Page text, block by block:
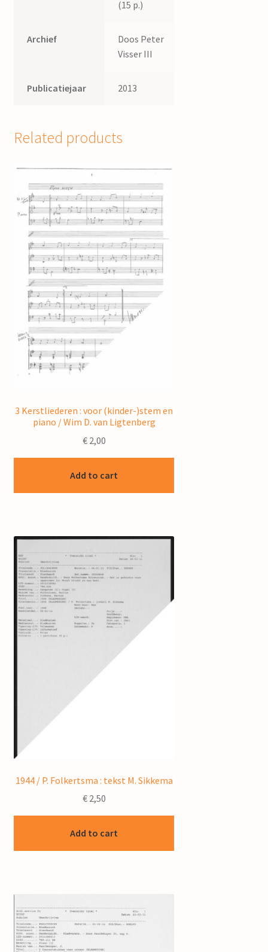
(15 p.)
Archief
Doos Peter
Visser III
Publicatiejaar 2013
Related products
3 Kerstliederen : voor (kinder-)stem en
piano / Wim D. van Ligtenberg
€2,00
Add to cart
1944 / P. Folkertsma : tekst M. Sikkema
€2,50
Add to cart